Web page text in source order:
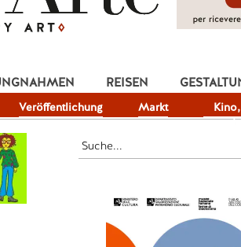
Veröffentlichung Markt
REISEN